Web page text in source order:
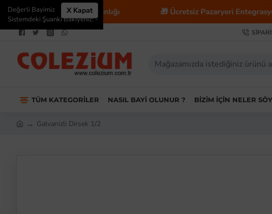
E-Ticaret Danışmanlığı 🎁 Ücretsiz Pazaryeri Entegrasyonu
TÜM KATEGORILER NASIL BAYI OLUNUR ? BIZIM İÇIN NELER
X Kapat
Değerli Bayimiz
Sistemdeki Şuanki Bakiyeniz: -
Galvanizli Dirsek 1/2